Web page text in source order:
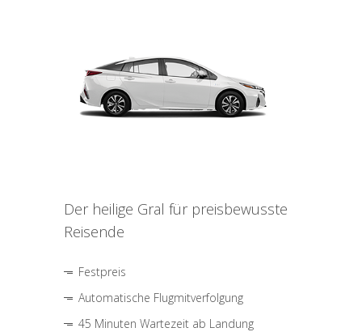
Der heilige Gral für preisbewusste
Reisende
Festpreis
Automatische Flugmitverfolgung
45 Minuten Wartezeit ab Landung